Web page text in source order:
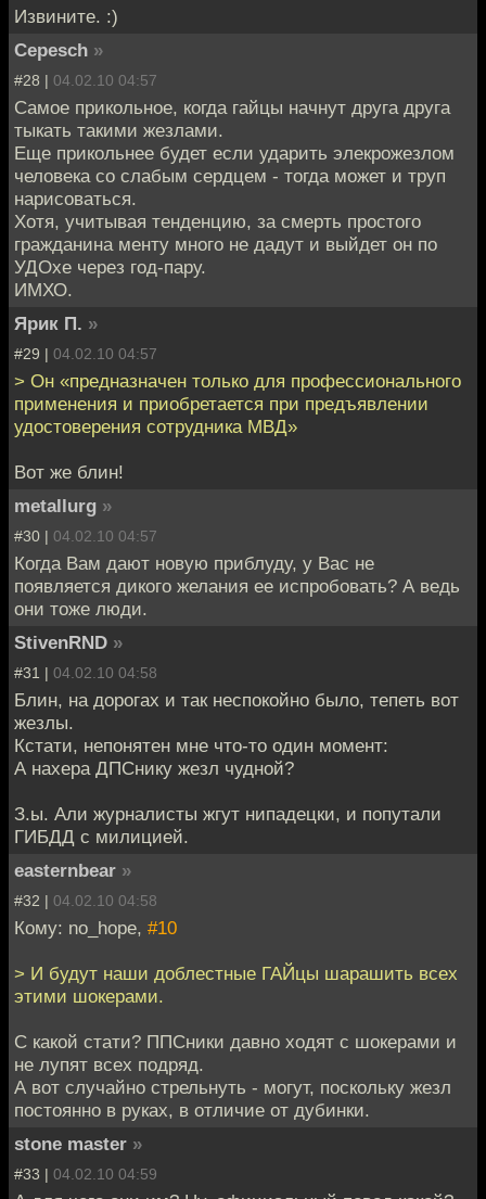
Извините. :)
Cepesch »
#28 | 04.02.10 04:57
Самое прикольное, когда гайцы начнут друга друга
тыкать такими жезлами.
Еще прикольнее будет если ударить элекрожезлом
человека со слабым сердцем - тогда может и труп
нарисоваться.
Хотя, учитывая тенденцию, за смерть простого
гражданина менту много не дадут и выйдет он по
УДОхе через год-пару.
ИМХО.
Ярик П. »
#29 | 04.02.10 04:57
> Он «предназначен только для профессионального
применения и приобретается при предъявлении
удостоверения сотрудника МВД»
Вот же блин!
metallurg »
#30 | 04.02.10 04:57
Когда Вам дают новую приблуду, у Вас не
появляется дикого желания ее испробовать? А ведь
они тоже люди.
StivenRND »
#31 | 04.02.10 04:58
Блин, на дорогах и так неспокойно было, тепеть вот
жезлы.
Кстати, непонятен мне что-то один момент:
А нахера ДПСнику жезл чудной?
З.ы. Али журналисты жгут нипадецки, и попутали
ГИБДД с милицией.
easternbear »
#32 | 04.02.10 04:58
Кому: no_hope, #10
> И будут наши доблестные ГАЙцы шарашить всех
этими шокерами.
С какой стати? ППСники давно ходят с шокерами и
не лупят всех подряд.
А вот случайно стрельнуть - могут, поскольку жезл
постоянно в руках, в отличие от дубинки.
stone master »
#33 | 04.02.10 04:59